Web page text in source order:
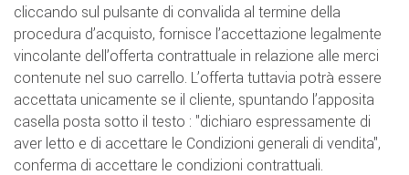
cliccando sul pulsante di convalida al termine della
procedura d’acquisto, fornisce l’accettazione legalmente
vincolante dell’offerta contrattuale in relazione alle merci
contenute nel suo carrello. L’offerta tuttavia potrà essere
accettata unicamente se il cliente, spuntando l’apposita
casella posta sotto il testo : "dichiaro espressamente di
aver letto e di accettare le Condizioni generali di vendita",
conferma di accettare le condizioni contrattuali.